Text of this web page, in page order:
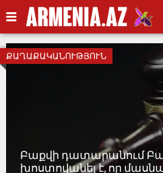
Բաքվի դատարանում
խոստովանել է, որ
ՔԱՂԱՔԱԿԱՆՈՒԹՅՈՒՆ